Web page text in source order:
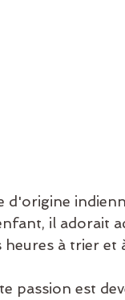
d'origine
il adorait
heures à trier
passion est